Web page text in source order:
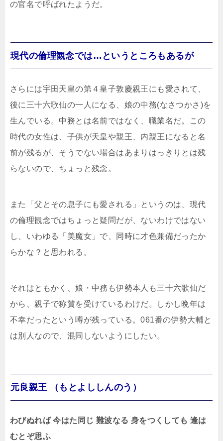
の官名で呼ばれたようだ。
現代の倫理観念では…というところもあるが
さらには宇田天皇の第４皇子敦慶親王にも愛されて、
後に三十六歌仙の一人になる、娘の中務(なさつかさ)を
生んでいる。中務とは名前ではなく、職業名だ。この
時代の女性は、子供が天皇や親王、内親王になると名
前が残るが、そうでない場合はあまりはっきりとは残
らないので、ちょっと残念。
また「父とその息子にも愛される」というのは、現代
の倫理観念ではちょっと疑問だが、ないわけではない
し、いわゆる「美魔女」で、同時に才色兼備だったか
らかな？と思われる。
それはともかく、娘・中務も伊勢本人も三十六歌仙だ
から、親子で称賛を受けているわけだ。しかし晩年は
不幸だったという噂が残っている。061番の伊勢大輔と
は別人なので、混同しないようにしたい。
元良親王 （もとよししんのう）
わびぬれば 今はた同じ 難波なる 身をつくしても 逢は
むとぞ思ふ